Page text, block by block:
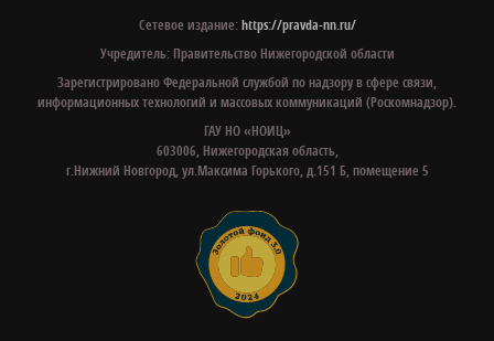
Сетевое издание:https://pravda-nn.ru/
Учредитель: Правительство Нижегородской области
Зарегистрировано Федеральной службой по надзору в сфере связи,
информационных технологий и массовых коммуникаций (Роскомнадзор).
ГАУ НО «НОИЦ»
603006, Нижегородская область,
г.Нижний Новгород, ул.Максима Горького, д.151 Б, помещение 5